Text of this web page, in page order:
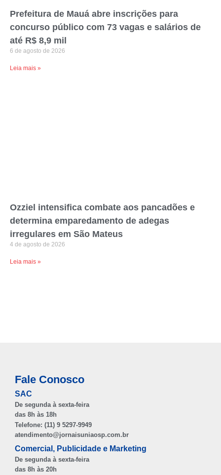
Prefeitura de Mauá abre inscrições para
concurso público com 73 vagas e salários de
até R$ 8,9 mil
6 de agosto de 2026
Leia mais »
Ozziel intensifica combate aos pancadões e
determina emparedamento de adegas
irregulares em São Mateus
4 de agosto de 2026
Leia mais »
Fale Conosco
SAC
De segunda à sexta-feira
das 8h às 18h
Telefone: (11) 9 5297-9949
atendimento@jornaisuniaosp.com.br
Comercial, Publicidade e Marketing
De segunda à sexta-feira
das 8h às 20h